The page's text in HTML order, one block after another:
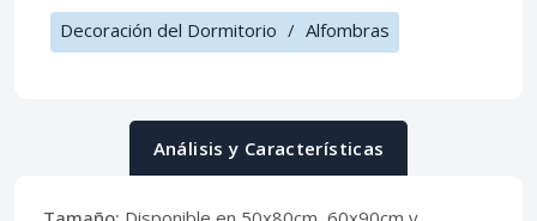
Decoración del Dormitorio / Alfombras
Análisis y Características